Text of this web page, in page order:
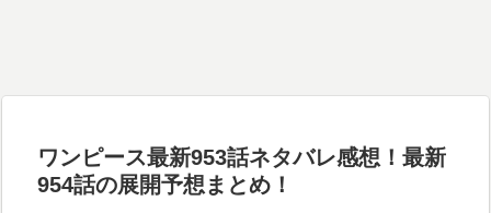
ワンピース最新953話ネタバレ感想！最新
954話の展開予想まとめ！